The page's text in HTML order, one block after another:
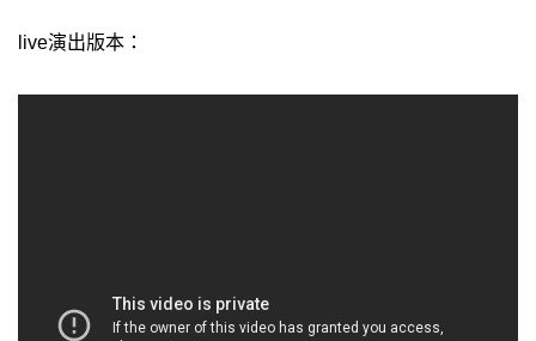
live演出版本：